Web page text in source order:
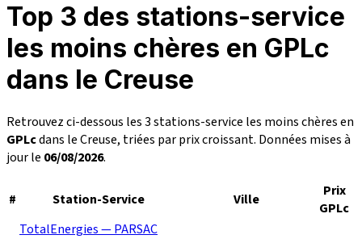
Top 3 des stations-service
les moins chères en GPLc
dans le Creuse
Retrouvez ci-dessous les 3 stations-service les moins chères en
GPLcdans le Creuse, triées par prix croissant. Données mises à
jour le 06/08/2026.
# Station-Service Ville
Prix
GPLc
TotalEnergies — PARSAC